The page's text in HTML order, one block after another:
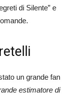
di Silente” e
un grande fan
estimatore di